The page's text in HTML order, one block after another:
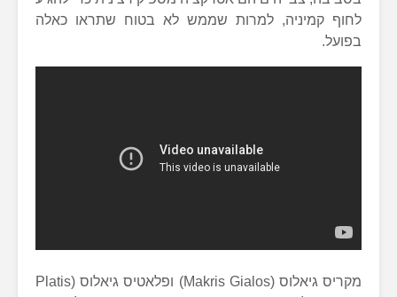
לחוף קמיניה, למרות שממש לא בטוח שתראו כאלה
בפועל.
מקריס גיאלוס (Makris Gialos) ופלאטיס גיאלוס (Platis